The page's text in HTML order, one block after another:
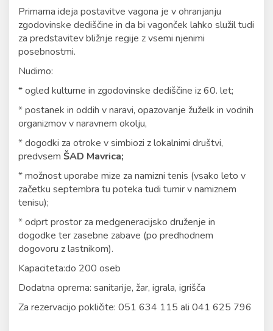
Primarna ideja postavitve vagona je v ohranjanju
zgodovinske dediščine in da bi vagonček lahko služil tudi
za predstavitev bližnje regije z vsemi njenimi
posebnostmi.
Nudimo:
* ogled kulturne in zgodovinske dediščine iz 60. let;
* postanek in oddih v naravi, opazovanje žuželk in vodnih
organizmov v naravnem okolju,
* dogodki za otroke v simbiozi z lokalnimi društvi,
predvsem ŠAD Mavrica;
* možnost uporabe mize za namizni tenis (vsako leto v
začetku septembra tu poteka tudi turnir v namiznem
tenisu);
* odprt prostor za medgeneracijsko druženje in
dogodke ter zasebne zabave (po predhodnem
dogovoru z lastnikom).
Kapaciteta:do 200 oseb
Dodatna oprema: sanitarije, žar, igrala, igrišča
Za rezervacijo pokličite: 051 634 115 ali 041 625 796